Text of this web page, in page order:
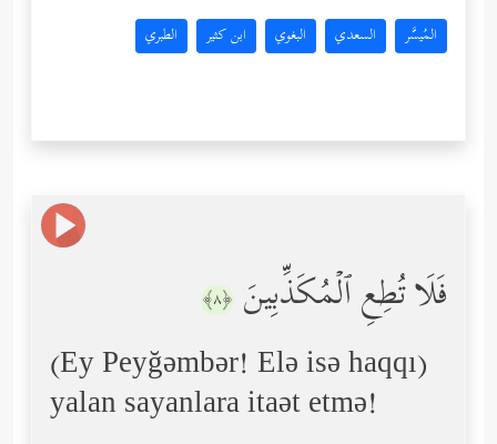
المُيسَّر السعدي البغوي ابن كثير الطبري
فَلَا تُطِعِ ٱلۡمُكَذِّبِینَ ﴿٨﴾
(Ey Peyğəmbər! Elə isə haqqı)
yalan sayanlara itaət etmə!